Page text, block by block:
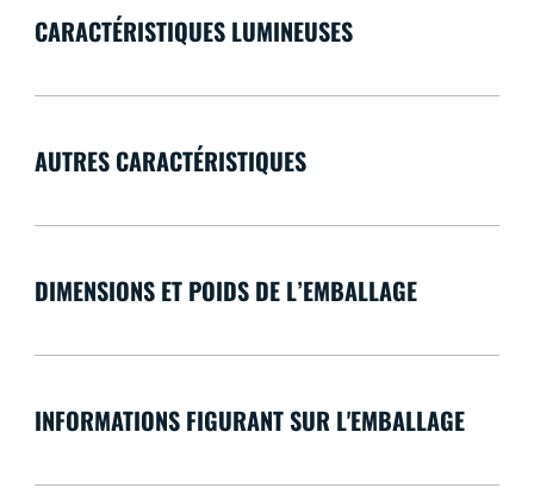
CARACTÉRISTIQUES LUMINEUSES
AUTRES CARACTÉRISTIQUES
DIMENSIONS ET POIDS DE L’EMBALLAGE
INFORMATIONS FIGURANT SUR L'EMBALLAGE